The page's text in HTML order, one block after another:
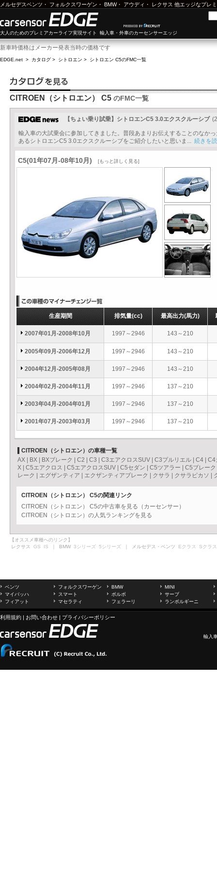
メルセデスベンツ ・ フォルクスワーゲン ・ BMW・ アウディ ・ レクサス 他エッジなプレ
大人のためのプレミアカーライフ実現サイト 輸入車・外車のカーセンサーエッジ
新車時価格はメーカー発表当時の価格です
EDGE.net > カタログ > シトロエン > シトロエン C5のFMC一覧
CITROEN（シトロエン） C5 のFMC一覧
【ちょい乗り試乗】シトロエンC5 3.0エクスクルーシブ
輸入車の大試乗会に参加してきました。普段あまりお伝えすることのなか
あるシトロエンC5 3.0エクスクルーシブをご紹介したいと思いま... 続きを
C5(01年07月-08年10月) [もっと詳しく見る]
生産期間 排気量(cc) 最高出力(馬力)
2007年01月-2008年10月 1997～2946 143～210
2005年09月-2006年12月 1997～2946 143～210
2004年12月-2005年08月 1997～2946 143～210
2004年02月-2004年11月 1997～2946 137～210
2003年04月-2004年01月 1997～2946 137～210
2001年07月-2003年03月 1997～2946 137～210
CITROEN（シトロエン）の車種一覧
AX
BX BXブレーク C2 C3 C3エアクロスSUV C3プルリエル C4
C4
X
C5エアクロス C5エアクロスSUV C5セダン C5ツアラー C5ブレーク
レーク
エグザンティア エクザンティアブレーク クサラ クサラピカソ
CITROEN（シトロエン） C5の関連リンク
CITROEN（シトロエン） C5の中古車を見る（カーセンサー）
CITROEN（シトロエン）の人気ランキングを見る
【オススメ車種へのリンク】
レクサス GS IS ｜ BMW 3シリーズ 5シリーズ ｜ メルセデス・ベンツ Eクラス Sクラス
ベンツ フォルクスワーゲン BMW
MINI
マイバッハ
スマート ボルボ
サーブ
フィアット
マセラティ フェラーリ ランボルギーニ
利用規約 | お問い合わせ | プライバシーポリシー
輸入